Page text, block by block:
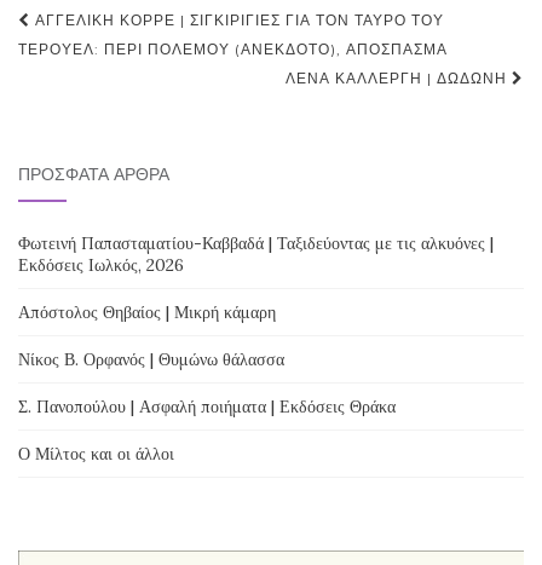
Post
navigation
ΑΓΓΕΛΙΚΉ ΚΟΡΡΈ | ΣΙΓΚΙΡΊΓΙΕΣ ΓΙΑ ΤΟΝ ΤΑΎΡΟ ΤΟΥ
ΤΕΡΟΥΈΛ: ΠΕΡΊ ΠΟΛΈΜΟΥ (ΑΝΈΚΔΟΤΟ), ΑΠΌΣΠΑΣΜΑ
ΛΈΝΑ ΚΑΛΛΈΡΓΗ | ΔΩΔΏΝΗ
ΠΡΌΣΦΑΤΑ ΆΡΘΡΑ
Φωτεινή Παπασταματίου-Καββαδά | Ταξιδεύοντας με τις αλκυόνες |
Εκδόσεις Ιωλκός, 2026
Απόστολος Θηβαίος | Μικρή κάμαρη
Νίκος Β. Ορφανός | Θυμώνω θάλασσα
Σ. Πανοπούλου | Ασφαλή ποιήματα | Εκδόσεις Θράκα
Ο Μίλτος και οι άλλοι